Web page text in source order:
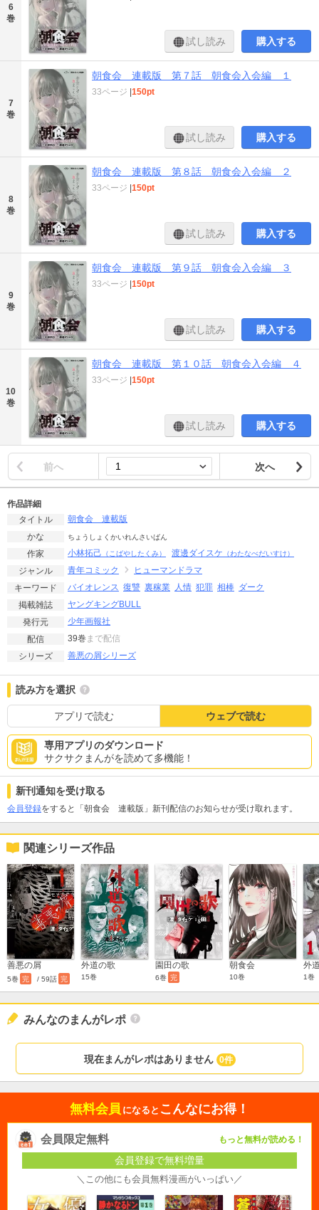
6
巻
試し読み 購入する
7
巻
朝食会 連載版 第７話 朝食会入会編 １
33ページ 150pt
試し読み 購入する
8
巻
朝食会 連載版 第８話 朝食会入会編 ２
33ページ 150pt
試し読み 購入する
9
巻
朝食会 連載版 第９話 朝食会入会編 ３
33ページ 150pt
試し読み 購入する
10
巻
朝食会 連載版 第１０話 朝食会入会編 ４
33ページ 150pt
試し読み 購入する
前へ 次へ
作品詳細
タイトル
朝食会 連載版
かな
ちょうしょくかいれんさいばん
作家 小林拓己 （こばやしたくみ） 渡邊ダイスケ （わたなべだいすけ）
ジャンル 青年コミック
ヒューマンドラマ
キーワード
バイオレンス 復讐 裏稼業 人情 犯罪 相棒 ダーク
掲載雑誌
ヤングキングBULL
発行元
少年画報社
配信
39巻 まで配信
シリーズ
善悪の屑シリーズ
読み方を選択
アプリで読む ウェブで読む
専用アプリのダウンロード
サクサクまんがを読めて多機能！
新刊通知を受け取る
会員登録をすると「朝食会 連載版」新刊配信のお知らせが受け取れます。
関連シリーズ作品
善悪の屑
5巻 完 / 59話 完
外道の歌
15巻
園田の歌
6巻 完
朝食会
10巻
外
1巻
みんなのまんがレポ
現在まんがレポはありません 0件
無料会員 になると こんなにお得！
会員限定無料 もっと無料が読める！
会員登録で無料増量
＼この他にも会員無料漫画がいっぱい／